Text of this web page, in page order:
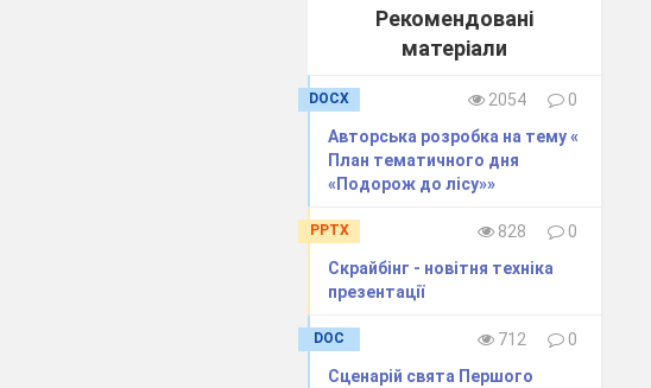
Рекомендовані
матеріали
DOCX 2054
0
Авторська розробка на тему «
План тематичного дня
«Подорож до лісу»»
PPTX 828
0
Скрайбінг - новітня техніка
презентації
DOC 712
0
Сценарій свята Першого